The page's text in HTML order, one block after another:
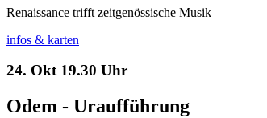
Renaissance trifft zeitgenössische Musik
infos & karten
24. Okt 19.30 Uhr
Odem - Uraufführung